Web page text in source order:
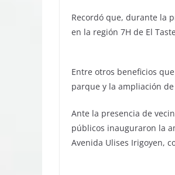
Recordó que, durante la
en la región 7H de El
Entre otros beneficios
parque y la ampliación
Ante la presencia de
públicos inauguraron la
Avenida Ulises Irigoyen,